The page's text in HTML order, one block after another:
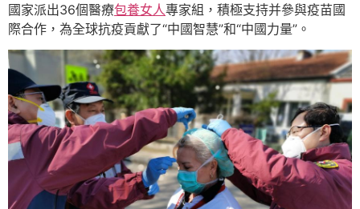
國家派出36個醫療包養女人專家組，積極支持并參與疫苗國
際合作，為全球抗疫貢獻了“中國智慧”和“中國力量”。